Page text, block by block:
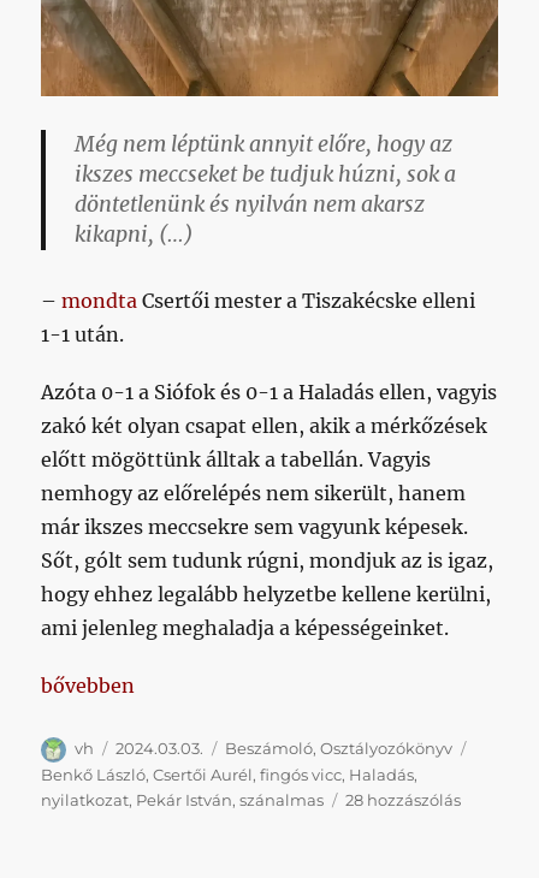
Még nem léptünk annyit előre, hogy az
ikszes meccseket be tudjuk húzni, sok a
döntetlenünk és nyilván nem akarsz
kikapni, (…)
–mondta Csertői mester a Tiszakécske elleni
1-1 után.
Azóta 0-1 a Siófok és 0-1 a Haladás ellen, vagyis
zakó két olyan csapat ellen, akik a mérkőzések
előtt mögöttünk álltak a tabellán. Vagyis
nemhogy az előrelépés nem sikerült, hanem
már ikszes meccsekre sem vagyunk képesek.
Sőt, gólt sem tudunk rúgni, mondjuk az is igaz,
hogy ehhez legalább helyzetbe kellene kerülni,
ami jelenleg meghaladja a képességeinket.
„Itt a Honvéd-fröccs: 0 bor, 1 szóda, és a neve:
bővebben
Szerző
vh Közzétéve
2024.03.03. Kategória
Beszámoló,Osztályozókönyv
Benkő László,Csertői Aurél,fingós vicc, Haladás,
nyilatkozat, Pekár István,szánalmas 28 hozzászólásItt